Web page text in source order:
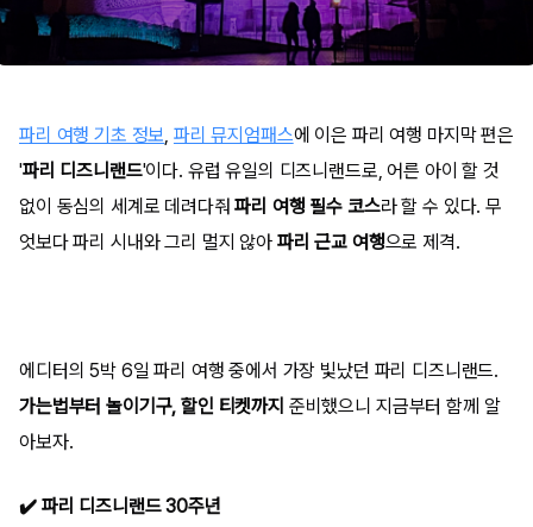
파리 여행 기초 정보, 파리 뮤지엄패스에 이은 파리 여행 마지막 편은
'파리 디즈니랜드'이다. 유럽 유일의 디즈니랜드로, 어른 아이 할 것
없이 동심의 세계로 데려다줘파리 여행 필수 코스라 할 수 있다. 무
엇보다 파리 시내와 그리 멀지 않아 파리 근교 여행으로 제격.
에디터의 5박 6일 파리 여행 중에서 가장 빛났던 파리 디즈니랜드.
가는법부터 놀이기구, 할인 티켓까지 준비했으니 지금부터 함께 알
아보자.
✔️ 파리 디즈니랜드 30주년